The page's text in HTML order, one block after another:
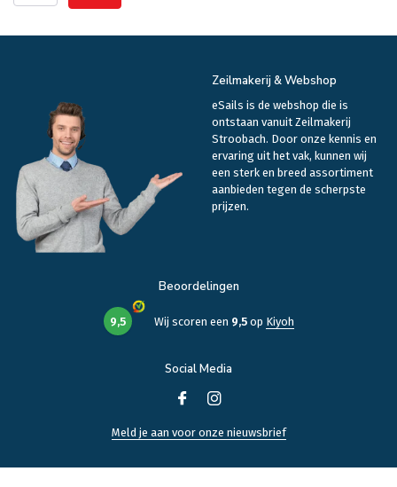
Zeilmakerij & Webshop
eSails is de webshop die is
ontstaan vanuit Zeilmakerij
Stroobach. Door onze kennis en
ervaring uit het vak, kunnen wij
een sterk en breed assortiment
aanbieden tegen de scherpste
prijzen.
Beoordelingen
9,5 Wij scoren een 9,5op Kiyoh
Social Media
Meld je aan voor onze nieuwsbrief